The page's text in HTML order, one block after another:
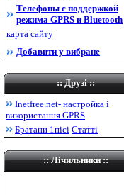
Телефоны с поддержкой
режима GPRS и Bluetooth
карта сайту
Добавити у вибране
::Друзі::
Inetfree.net- настройка і
використання GPRS
Братани 1пісі Статті
:: Лічильники ::